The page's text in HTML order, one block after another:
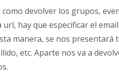
como devolver los grupos,
url, hay que especificar el
manera, se nos
etc. Aparte nos va a